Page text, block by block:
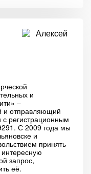
и
–
и отправляющий
с регистрационным
С 2009 года мы
и
принять
интересную
запрос,
её.